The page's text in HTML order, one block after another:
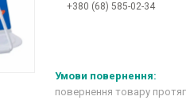
+380 (68) 585-02-34
повернення товару